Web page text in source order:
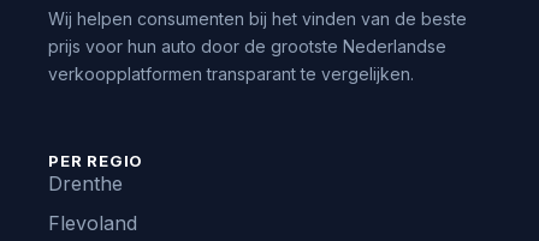
Wij helpen consumenten bij het vinden van de beste
prijs voor hun auto door de grootste Nederlandse
verkoopplatformen transparant te vergelijken.
PER REGIO
Drenthe
Flevoland